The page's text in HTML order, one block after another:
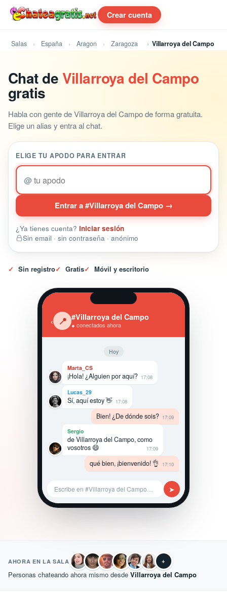
Crear cuenta
Salas España Aragon Zaragoza Villarroya del Campo
Chat deVillarroya del Campo
gratis
Habla con gente de Villarroya del Campo de forma gratuita.
Elige un alias y entra al chat.
ELIGE TU APODO PARA ENTRAR
@
Entrar a #Villarroya del Campo →
¿Ya tienes cuenta? Iniciar sesión
Sin email · sin contraseña · anónimo
✓ Sin registro✓ Gratis✓ Móvil y escritorio
‹ 📍 #Villarroya del Campo
● conectados ahora
Hoy
Marta_CS
¡Hola! ¿Alguien por aquí? 17:08
Lucas_29
Sí, aquí estoy 👋 17:08
Bien! ¿De dónde sois? 17:09
Sergio
de Villarroya del Campo, como
vosotros 😄
17:09
qué bien, ¡bienvenido! 👌 17:10
Escribe en #Villarroya del Campo… ➤
AHORA EN LA SALA +
Personas chateando ahora mismo desde Villarroya del Campo